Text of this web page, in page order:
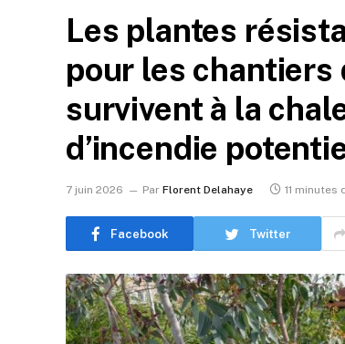
Les plantes
pour les chantiers
survivent à la
d’incendie
7 juin 2026 Par Florent Delahaye 11 minutes
Facebook Twitter